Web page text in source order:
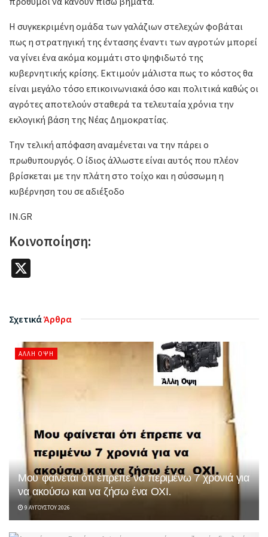
Η συγκεκριμένη ομάδα των γαλάζιων στελεχών φοβάται
πως η στρατηγική της έντασης έναντι των αγροτών μπορεί
να γίνει ένα ακόμα κομμάτι στο ψηφιδωτό της
κυβερνητικής κρίσης. Εκτιμούν μάλιστα πως το κόστος θα
είναι μεγάλο τόσο επικοινωνιακά όσο και πολιτικά καθώς οι
αγρότες αποτελούν σταθερά τα τελευταία χρόνια την
εκλογική βάση της Νέας Δημοκρατίας.
Την τελική απόφαση αναμένεται να την πάρει ο
πρωθυπουργός. Ο ίδιος άλλωστε είναι αυτός που πλέον
βρίσκεται με την πλάτη στο τοίχο και η σύσσωμη η
κυβέρνηση του σε αδιέξοδο
IN.GR
Κοινοποίηση:
ΣχετικάΆρθρα
ΆΛΛΗ ΌΨΗ
Μου φαίνεται ότι έπρεπε να περιμένω 7 χρονιά για
να ακούσω και να ζήσω ένα ΟΧΙ.
9 ΑΥΓΟΎΣΤΟΥ 2026